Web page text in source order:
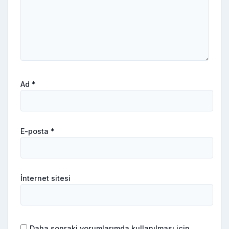
Ad *
E-posta *
İnternet sitesi